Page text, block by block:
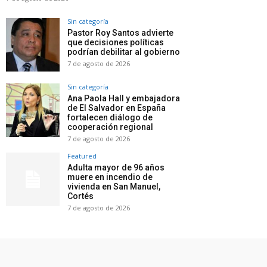
Sin categoría
Pastor Roy Santos advierte
que decisiones políticas
podrían debilitar al gobierno
7 de agosto de 2026
Sin categoría
Ana Paola Hall y embajadora
de El Salvador en España
fortalecen diálogo de
cooperación regional
7 de agosto de 2026
Featured
Adulta mayor de 96 años
muere en incendio de
vivienda en San Manuel,
Cortés
7 de agosto de 2026